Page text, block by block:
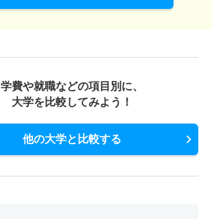
学費や就職などの項目別に、
大学を比較してみよう！
他の大学と比較する